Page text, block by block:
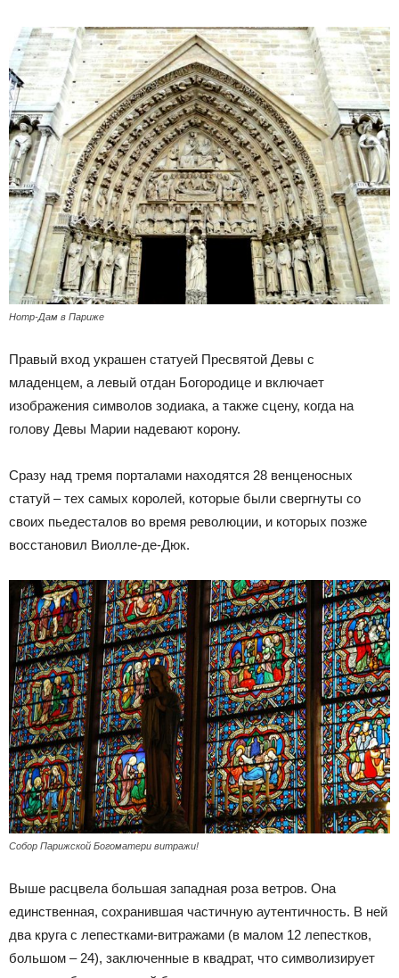
Нотр-Дам в Париже
Правый вход украшен статуей Пресвятой Девы с
младенцем, а левый отдан Богородице и включает
изображения символов зодиака, а также сцену, когда на
голову Девы Марии надевают корону.
Сразу над тремя порталами находятся 28 венценосных
статуй – тех самых королей, которые были свергнуты со
своих пьедесталов во время революции, и которых позже
восстановил Виолле-де-Дюк.
Собор Парижской Богоматери витражи!
Выше расцвела большая западная роза ветров. Она
единственная, сохранившая частичную аутентичность. В ней
два круга с лепестками-витражами (в малом 12 лепестков,
большом – 24), заключенные в квадрат, что символизирует